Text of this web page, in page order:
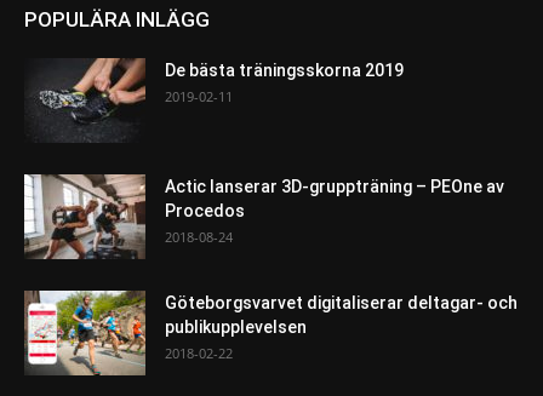
POPULÄRA INLÄGG
De bästa träningsskorna 2019
2019-02-11
Actic lanserar 3D-gruppträning – PEOne av
Procedos
2018-08-24
Göteborgsvarvet digitaliserar deltagar- och
publikupplevelsen
2018-02-22